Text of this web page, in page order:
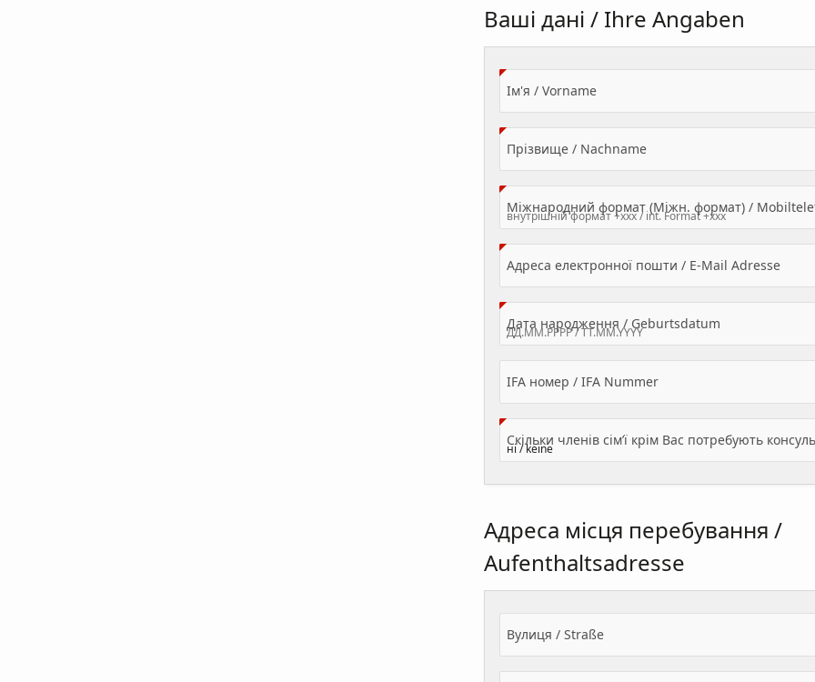
Ваші дані / Ihre Angaben
Ім'я / Vorname(Value Required)
Прізвище / Nachname(Value Required)
Міжнародний формат (Міжн. формат) /
Адреса електронної пошти / E-Mail Adresse
Дата народження / Geburtsdatum
IFA номер / IFA Nummer
Адреса місця перебування /
Aufenthaltsadresse
Вулиця / Straße